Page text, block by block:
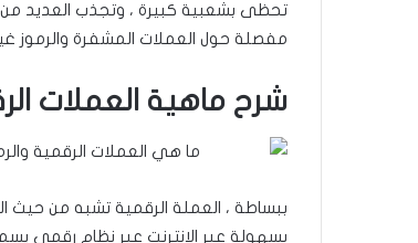
تحظى بشعبية كبيرة ، وتجذب العديد من
مفصلة حول العملات المشفرة والرموز غير
شرح ماهية العملات
ببساطة ، العملة الرقمية تشبه من حيث